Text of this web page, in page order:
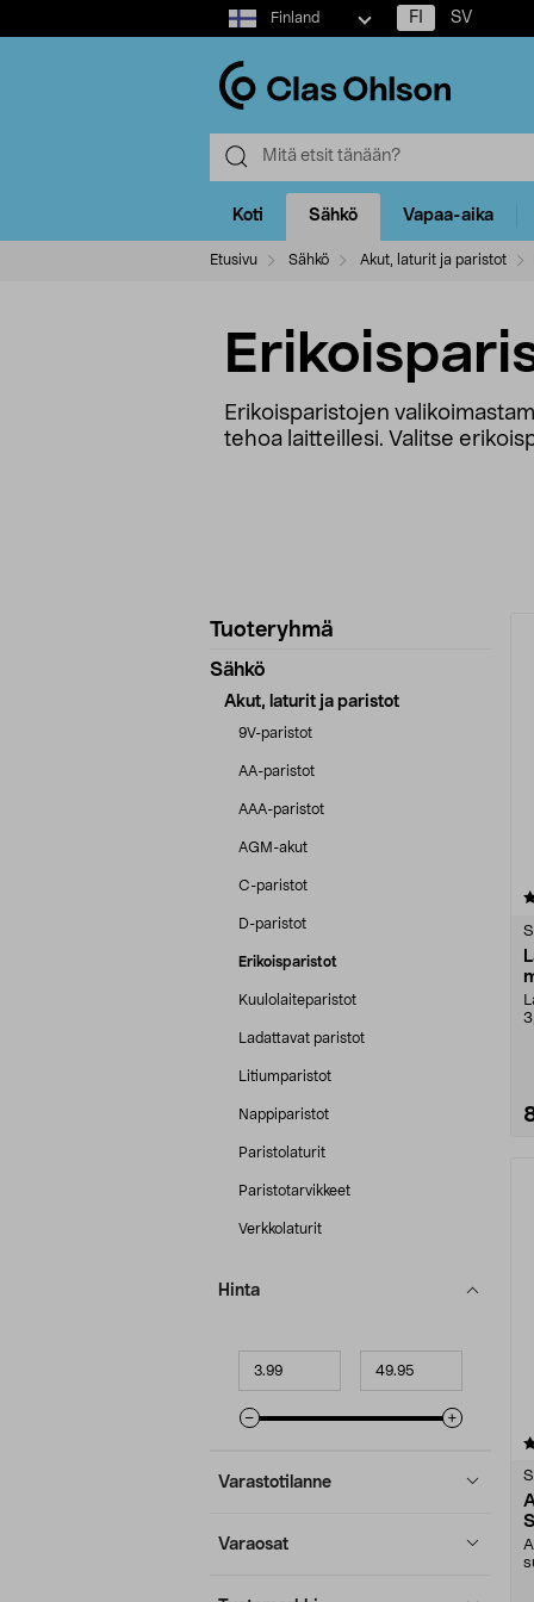
Select
market
Finland FI SV
Koti Sähkö Vapaa-aika
Etusivu Sähkö Akut, laturit ja paristot
Erikoisparistojen
tehoa laitteillesi. Valitse
Tarkenna
tuotetietoja
Tuoteryhmä
Sähkö
Akut, laturit ja paristot
9V-paristot
AA-paristot
AAA-paristot
AGM-akut
C-paristot
D-paristot
Erikoisparistot
Kuulolaiteparistot
Ladattavat paristot
Litiumparistot
Nappiparistot
Paristolaturit
Paristotarvikkeet
Verkkolaturit
Hinta
Varastotilanne
Varaosat